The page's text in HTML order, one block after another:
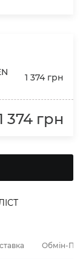
1 374 грн
374 грн
Обмін-